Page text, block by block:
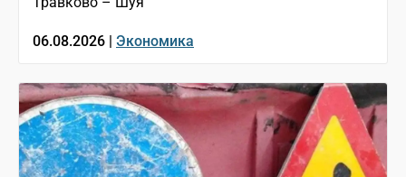
06.08.2026 | Экономика